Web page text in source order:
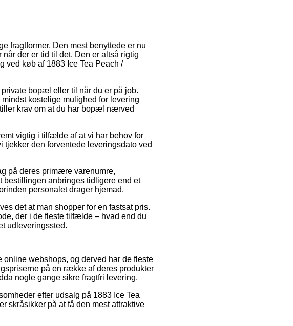
fragtformer. Den mest benyttede er nu
der er tid til det. Den er altså rigtig
ved køb af 1883 Ice Tea Peach /
bopæl eller til når du er på job.
kostelige mulighed for levering
krav om at du har bopæl nærved
vigtig i tilfælde af at vi har behov for
tjekker den forventede leveringsdato ved
på deres primære varenumre,
bestillingen anbringes tidligere end et
personalet drager hjemad.
det at man shopper for en fastsat pris.
der i de fleste tilfælde – hvad end du
udleveringssted.
online webshops, og derved har de fleste
på en række af deres produkter
nogle gange sikre fragtfri levering.
efter udsalg på 1883 Ice Tea
skråsikker på at få den mest attraktive